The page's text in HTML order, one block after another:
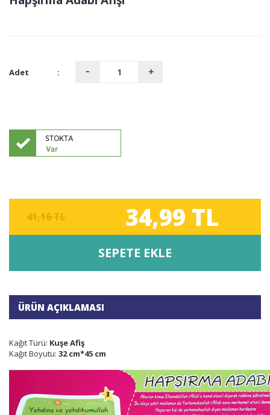
Adet :
41,16 TL 34,99 TL
SEPETE EKLE
ÜRÜN AÇIKLAMASI
Kağıt Türü: Kuşe Afiş
Kağıt Boyutu: 32 cm*45 cm